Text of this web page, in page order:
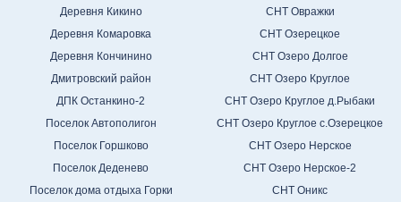
Деревня Кикино
Деревня Комаровка
Деревня Кончинино
Дмитровский район
ДПК Останкино-2
Поселок Автополигон
Поселок Горшково
Поселок Деденево
Поселок дома отдыха Горки
СНТ Овражки
СНТ Озерецкое
СНТ Озеро Долгое
СНТ Озеро Круглое
СНТ Озеро Круглое д.Рыбаки
СНТ Озеро Круглое с.Озерецкое
СНТ Озеро Нерское
СНТ Озеро Нерское-2
СНТ Оникс